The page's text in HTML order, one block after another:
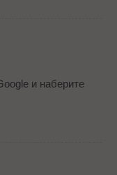
и наберите